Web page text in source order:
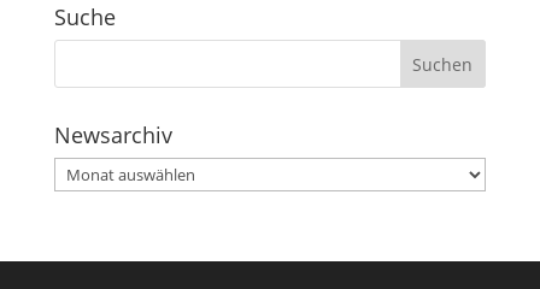
Suche
Newsarchiv
Newsarchiv